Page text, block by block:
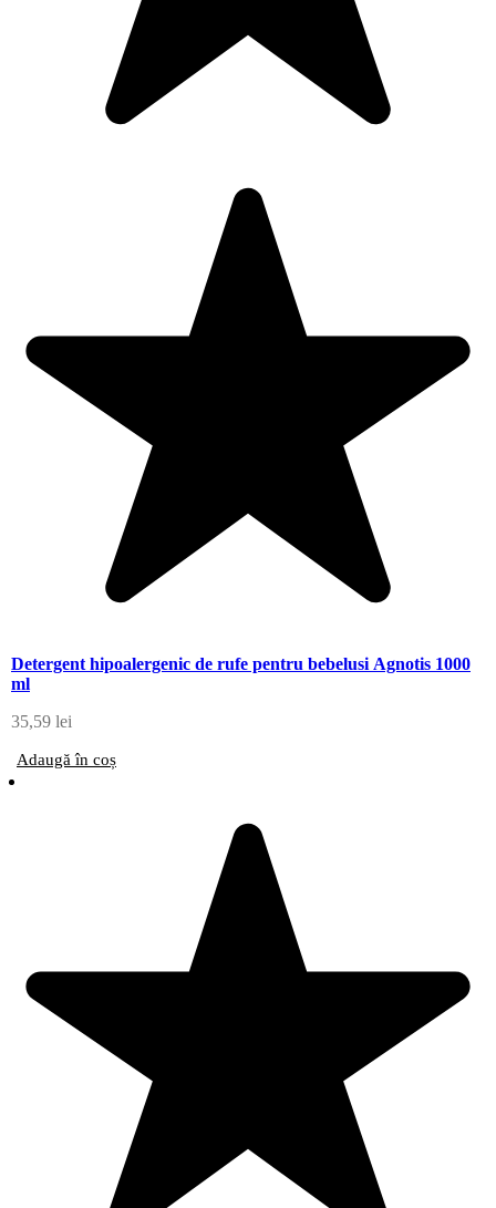
Detergent hipoalergenic de rufe pentru bebelusi Agnotis 1000
ml
35,59 lei
Adaugă în coș